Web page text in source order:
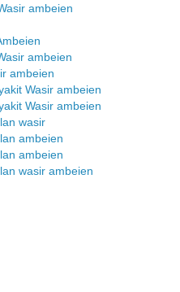
ambeien
ambeien
ambeien
Wasir ambeien
Wasir ambeien
wasir
ambeien
ambeien
wasir ambeien